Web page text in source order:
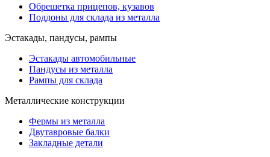
Обрешетка прицепов, кузавов
Поддоны для склада из металла
Эстакады, пандусы, рампы
Эстакады автомобильные
Пандусы из металла
Рампы для склада
Металлические конструкции
Фермы из металла
Двутавровые балки
Закладные детали